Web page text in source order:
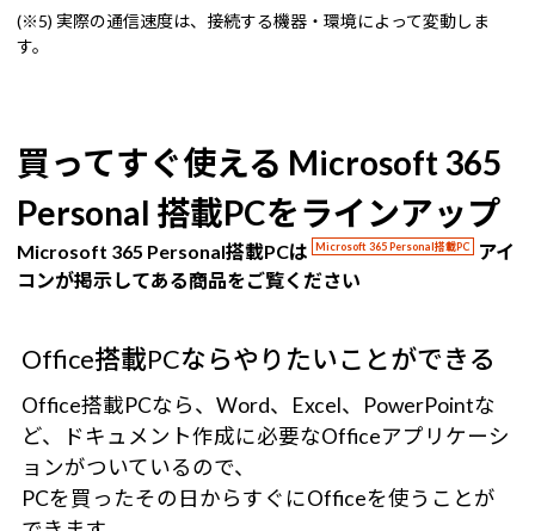
(※5) 実際の通信速度は、接続する機器・環境によって変動しま
す。
買ってすぐ使える Microsoft 365
Personal 搭載PCをラインアップ
Microsoft 365 Personal搭載PCは Microsoft 365 Personal搭載PC
アイ
コンが掲示してある商品をご覧ください
Office搭載PCならやりたいことができる
Office搭載PCなら、Word、Excel、PowerPointな
ど、ドキュメント作成に必要なOfficeアプリケーシ
ョンがついているので、
PCを買ったその日からすぐにOfficeを使うことが